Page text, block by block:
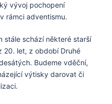
vývoj pochopení
rámci adventismu.
stále schází některé starší
20. let, z období Druhé
Budeme vděční,
výtisky darovat či